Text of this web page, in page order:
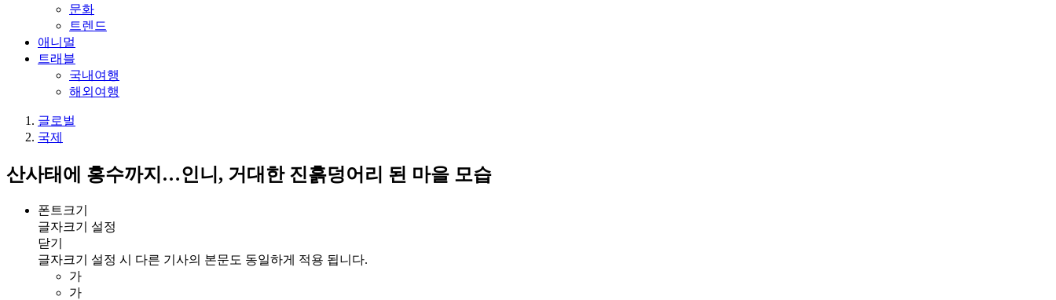
문화
트렌드
애니멀
트래블
국내여행
해외여행
글로벌
국제
산사태에 홍수까지…인니, 거대한 진흙덩어리 된 마을 모습
폰트크기
글자크기 설정
닫기
글자크기 설정 시 다른 기사의 본문도 동일하게 적용 됩니다.
가
가